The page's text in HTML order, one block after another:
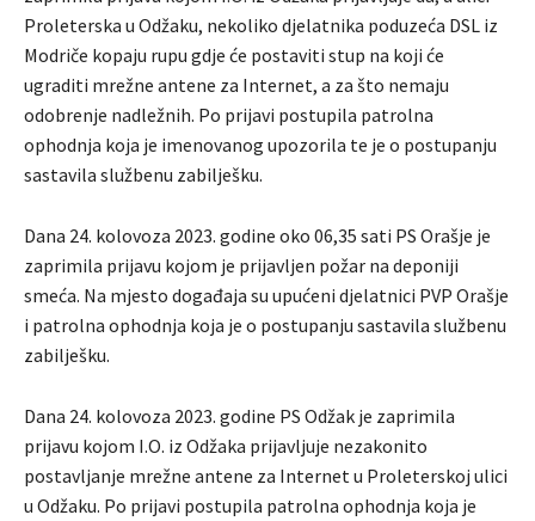
Proleterska u Odžaku, nekoliko djelatnika poduzeća DSL iz
Modriče kopaju rupu gdje će postaviti stup na koji će
ugraditi mrežne antene za Internet, a za što nemaju
odobrenje nadležnih. Po prijavi postupila patrolna
ophodnja koja je imenovanog upozorila te je o postupanju
sastavila službenu zabilješku.
Dana 24. kolovoza 2023. godine oko 06,35 sati PS Orašje je
zaprimila prijavu kojom je prijavljen požar na deponiji
smeća. Na mjesto događaja su upućeni djelatnici PVP Orašje
i patrolna ophodnja koja je o postupanju sastavila službenu
zabilješku.
Dana 24. kolovoza 2023. godine PS Odžak je zaprimila
prijavu kojom I.O. iz Odžaka prijavljuje nezakonito
postavljanje mrežne antene za Internet u Proleterskoj ulici
u Odžaku. Po prijavi postupila patrolna ophodnja koja je